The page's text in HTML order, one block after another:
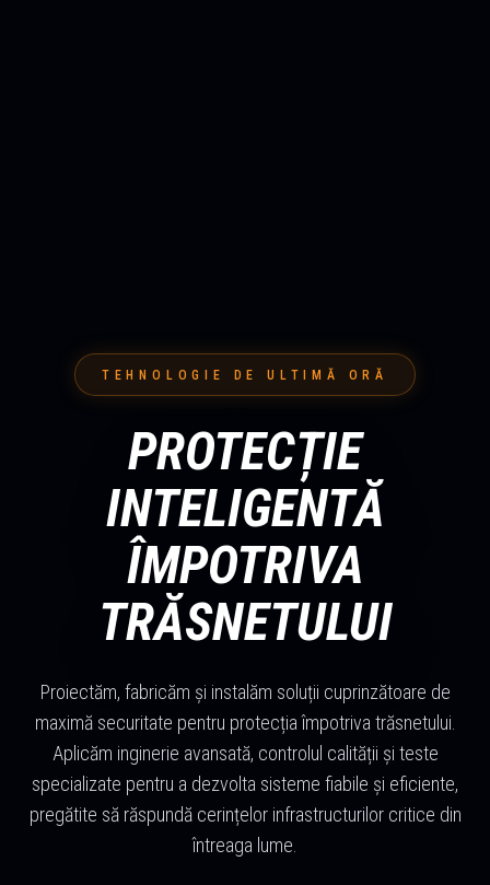
TEHNOLOGIE DE ULTIMĂ ORĂ
PROTECȚIE
INTELIGENTĂ
ÎMPOTRIVA
TRĂSNETULUI
Proiectăm, fabricăm și instalăm soluții cuprinzătoare de
maximă securitate pentru protecția împotriva trăsnetului.
Aplicăm inginerie avansată, controlul calității și teste
specializate pentru a dezvolta sisteme fiabile și eficiente,
pregătite să răspundă cerințelor infrastructurilor critice din
întreaga lume.